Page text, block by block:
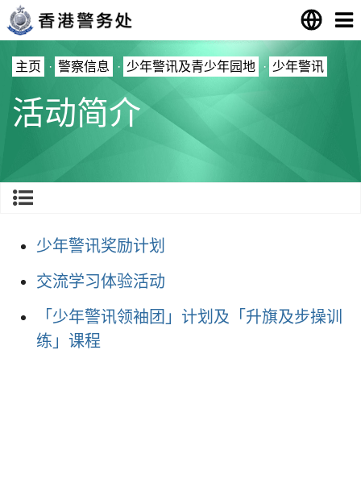
主页 · 警察信息 · 少年警讯及青少年园地 · 少年警讯
活动简介
少年警讯奖励计划
交流学习体验活动
「少年警讯领袖团」计划及「升旗及步操训
练」课程